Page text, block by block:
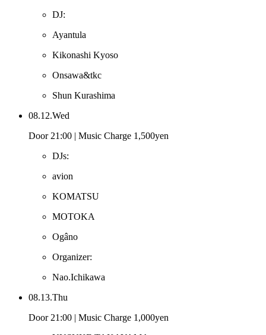
DJ:
Ayantula
Kikonashi Kyoso
Onsawa&tkc
Shun Kurashima
08.12.Wed
Door 21:00 | Music Charge 1,500yen
DJs:
avion
KOMATSU
MOTOKA
Ogâno
Organizer:
Nao.Ichikawa
08.13.Thu
Door 21:00 | Music Charge 1,000yen